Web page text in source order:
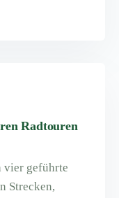
Radtouren
vier geführte
Strecken,